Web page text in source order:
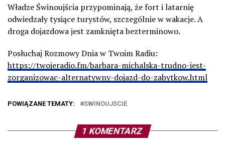
Władze Świnoujścia przypominają, że fort i latarnię
odwiedzały tysiące turystów, szczególnie w wakacje. A
droga dojazdowa jest zamknięta bezterminowo.
Posłuchaj Rozmowy Dnia w Twoim Radiu:
https://twojeradio.fm/barbara-michalska-trudno-jest-
zorganizowac-alternatywny-dojazd-do-zabytkow.html
POWIĄZANE TEMATY: SWINOUJSCIE
1 KOMENTARZ